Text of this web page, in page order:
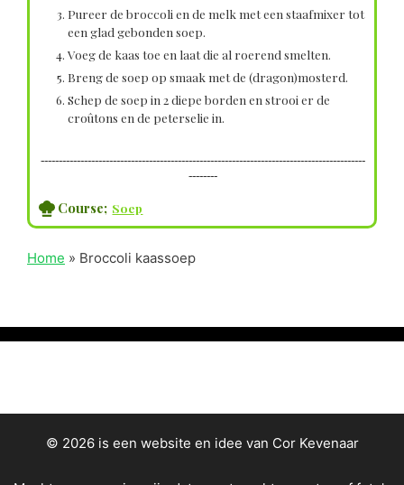
Pureer de broccoli en de melk met een staafmixer tot
een glad gebonden soep.
Voeg de kaas toe en laat die al roerend smelten.
Breng de soep op smaak met de (dragon)mosterd.
Schep de soep in 2 diepe borden en strooi er de
croûtons en de peterselie in.
------------------------------------------------------------------------------------------
--------
Course; Soep
Home » Broccoli kaassoep
© 2026 is een website en idee van Cor Kevenaar